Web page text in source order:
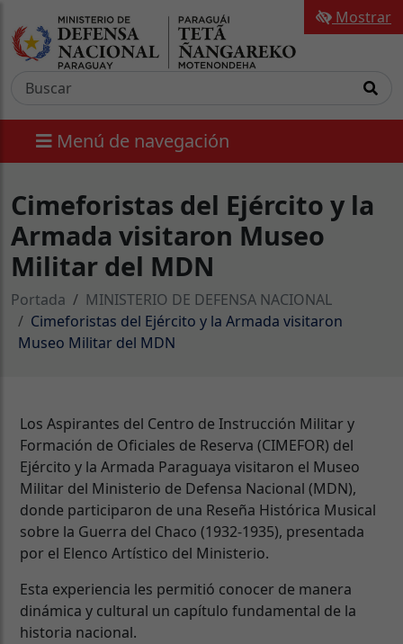
Menú de navegación
Mostrar
Cimeforistas del Ejército y la
Armada visitaron Museo
Militar del MDN
Portada
MINISTERIO DE DEFENSA NACIONAL
Cimeforistas del Ejército y la Armada visitaron
Museo Militar del MDN
Los Aspirantes del Centro de Instrucción Militar y
Formación de Oficiales de Reserva (CIMEFOR) del
Ejército y la Armada Paraguaya visitaron el Museo
Militar del Ministerio de Defensa Nacional (MDN),
donde participaron de una Reseña Histórica Musical
sobre la Guerra del Chaco (1932-1935), presentada
por el Elenco Artístico del Ministerio.
Esta experiencia les permitió conocer de manera
dinámica y cultural un capítulo fundamental de la
historia nacional.